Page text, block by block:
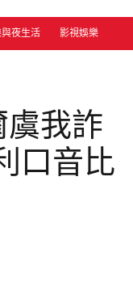
與夜生活 影視娛樂
虞我詐
口音比